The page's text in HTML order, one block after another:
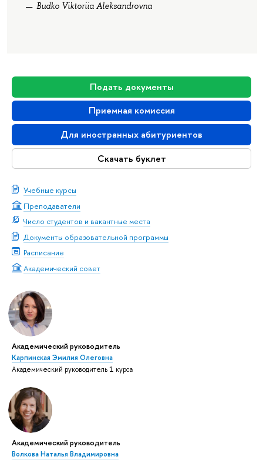
Подать документы
Приемная комиссия
Для иностранных абитуриентов
Скачать буклет
Учебные курсы
Преподаватели
Число студентов и вакантные места
Документы образовательной программы
Расписание
Академический совет
Академический руководитель
Карпинская Эмилия Олеговна
Академический руководитель 1 курса
Академический руководитель
Волкова Наталья Владимировна
Budko Viktoriia Aleksandrovna